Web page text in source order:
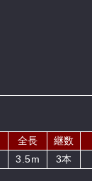
全長 継数
3.5m 3本